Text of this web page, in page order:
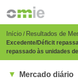
para
conteúdo
principal
Breadcrumb
Início Resultados de
Excedente/Déficit
repassado às unidades
Mercado diário